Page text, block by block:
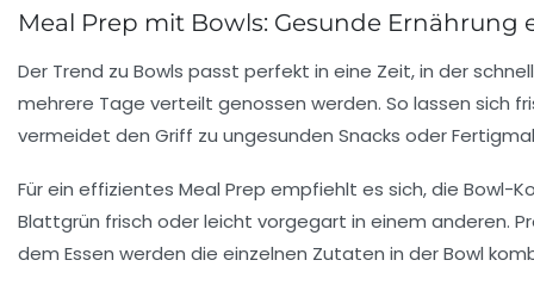
Meal Prep mit Bowls: Gesunde
Der Trend zu Bowls passt perfekt in eine Zeit, in der
mehrere Tage verteilt genossen werden. So lassen sich
vermeidet den Griff zu ungesunden Snacks oder
Für ein effizientes Meal Prep empfiehlt es sich, die Bowl-
Blattgrün frisch oder leicht vorgegart in einem anderen.
dem Essen werden die einzelnen Zutaten in der Bowl